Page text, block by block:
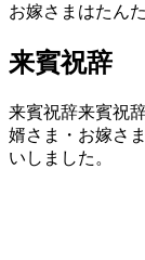
お嫁さまはたん
来賓祝辞
来賓祝辞来賓祝
婿さま・お嫁さ
いしました。